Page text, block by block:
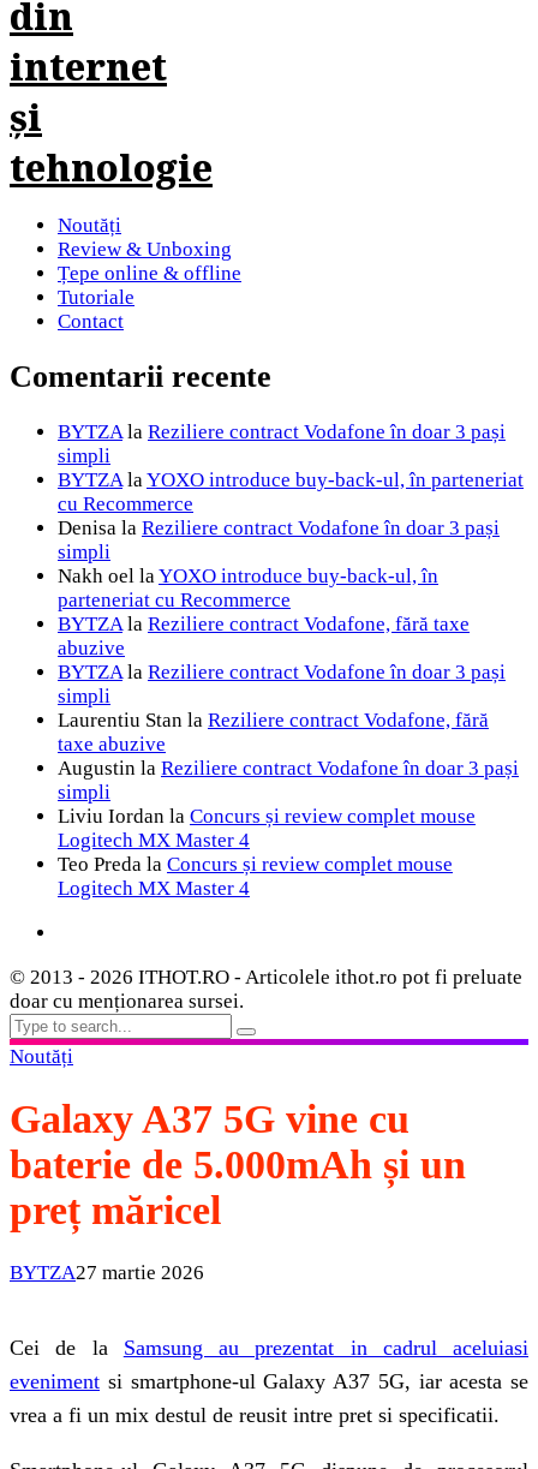
Noutăți
Review & Unboxing
Țepe online & offline
Tutoriale
Contact
Comentarii recente
BYTZAla Reziliere contract Vodafone în doar 3 pași
simpli
BYTZAlaYOXO introduce buy-back-ul, în parteneriat
cu Recommerce
Denisa la Reziliere contract Vodafone în doar 3 pași
simpli
Nakh oel laYOXO introduce buy-back-ul, în
parteneriat cu Recommerce
BYTZAla Reziliere contract Vodafone, fără taxe
abuzive
BYTZAla Reziliere contract Vodafone în doar 3 pași
simpli
Laurentiu Stan la Reziliere contract Vodafone, fără
taxe abuzive
Augustin la Reziliere contract Vodafone în doar 3 pași
simpli
Liviu Iordan la Concurs și review complet mouse
Logitech MX Master 4
Teo Preda la Concurs și review complet mouse
Logitech MX Master 4
© 2013 - 2026 ITHOT.RO - Articolele ithot.ro pot fi preluate
doar cu menționarea sursei.
Noutăți
Galaxy A37 5G vine cu
baterie de 5.000mAh și un
preț măricel
BYTZA27 martie 2026
Cei de la Samsung au prezentat in cadrul aceluiasi
eveniment si smartphone-ul Galaxy A37 5G, iar acesta se
vrea a fi un mix destul de reusit intre pret si specificatii.